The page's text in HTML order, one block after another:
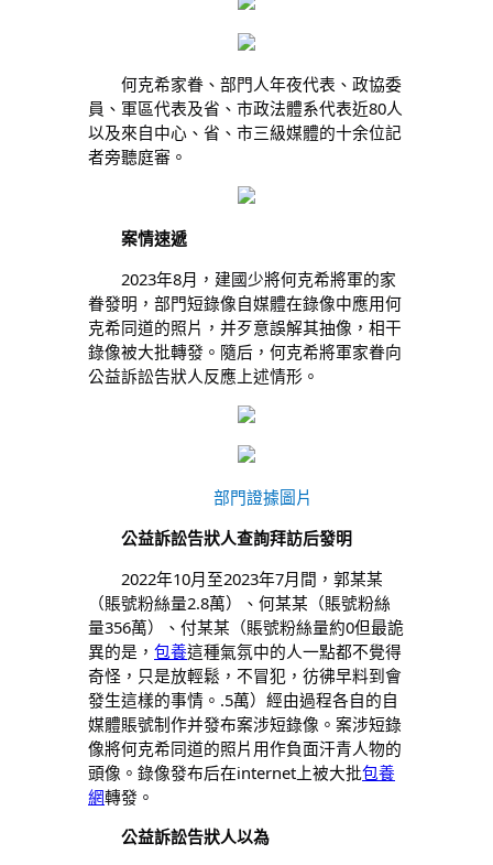
何克希家眷、部門人年夜代表、政協委
員、軍區代表及省、市政法體系代表近80人
以及來自中心、省、市三級媒體的十余位記
者旁聽庭審。
案情速遞
2023年8月，建國少將何克希將軍的家
眷發明，部門短錄像自媒體在錄像中應用何
克希同道的照片，并歹意誤解其抽像，相干
錄像被大批轉發。隨后，何克希將軍家眷向
公益訴訟告狀人反應上述情形。
部門證據圖片
公益訴訟告狀人查詢拜訪后發明
2022年10月至2023年7月間，郭某某
（賬號粉絲量2.8萬）、何某某（賬號粉絲
量356萬）、付某某（賬號粉絲量約0但最詭
異的是， 包養這種氣氛中的人一點都不覺得
奇怪，只是放輕鬆，不冒犯，彷彿早料到會
發生這樣的事情。.5萬）經由過程各自的自
媒體賬號制作并發布案涉短錄像。案涉短錄
像將何克希同道的照片用作負面汗青人物的
頭像。錄像發布后在internet上被大批包養
網轉發。
公益訴訟告狀人以為